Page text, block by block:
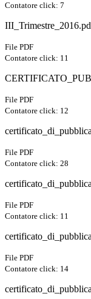
Contatore click: 7
File PDF
Contatore click: 11
File PDF
Contatore click: 12
File PDF
Contatore click: 28
File PDF
Contatore click: 11
File PDF
Contatore click: 14